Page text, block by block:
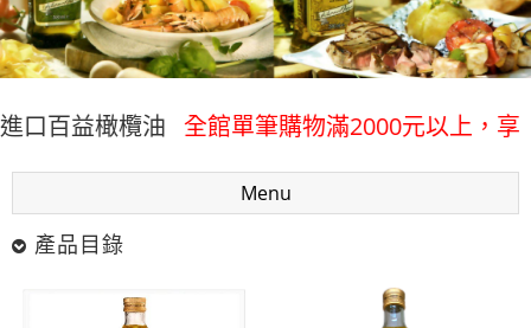
百益橄欖油 全館單筆購物滿2000元以上，享免
Menu
產品目錄